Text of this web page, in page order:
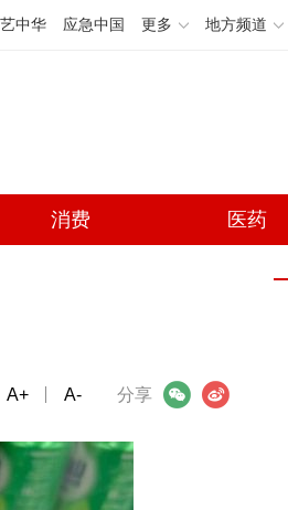
中华 应急中国 更多 地方频道
消费 医药
分享
微信 微博
A+ A-